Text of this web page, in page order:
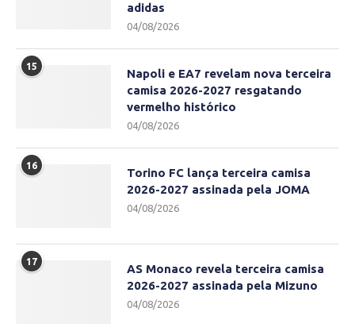
adidas
04/08/2026
15
Napoli e EA7 revelam nova terceira
camisa 2026-2027 resgatando
vermelho histórico
04/08/2026
16
Torino FC lança terceira camisa
2026-2027 assinada pela JOMA
04/08/2026
17
AS Monaco revela terceira camisa
2026-2027 assinada pela Mizuno
04/08/2026